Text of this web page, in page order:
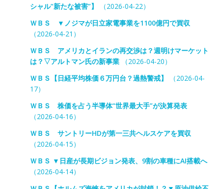
シャル“新たな被害”】
（2026-04-22）
ＷＢＳ ▼ノジマが日立家電事業を1100億円で買収
（2026-04-21）
ＷＢＳ アメリカとイランの再交渉は？週明けマーケット
は？▽アルトマン氏の新事業（2026-04-20）
ＷＢＳ【日経平均株価６万円台？過熱警戒】
（2026-04-
17）
ＷＢＳ 株価を占う半導体“世界最大手”が決算発表
（2026-04-16）
ＷＢＳ サントリーHDが第一三共ヘルスケアを買収
（2026-04-15）
ＷＢＳ ▼日産が長期ビジョン発表、9割の車種にAI搭載へ
（2026-04-14）